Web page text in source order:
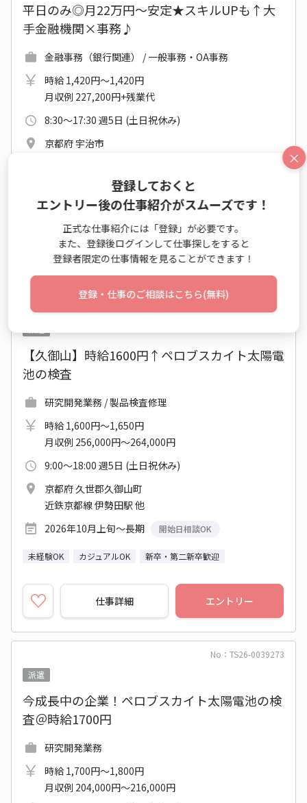
平日のみ◎月22万円～安定★スキルUPも↑大
手金融機関×事務♪
金融事務（銀行関連） / 一般事務・OA事務
時給 1,420円～1,420円
月収例 227,200円+残業代
8:30～17:30 週5日 (土日祝休み)
京都府 宇治市
2026年08月中旬～長期
開始日相談OK
未経験OK 大手・有名 休憩室あり
仕事詳細 エントリー
No：TS26-0314698
【久御山】時給1600円↑ペロブスカイト太陽電
池の検査
研究開発業務 / 製品検査修理
時給 1,600円～1,650円
月収例 256,000円～264,000円
9:00～18:00 週5日 (土日祝休み)
京都府 久世郡久御山町
近鉄京都線 伊勢田駅 他
2026年10月上旬～長期
開始日相談OK
未経験OK カジュアルOK 新卒・第二新卒歓迎
仕事詳細 エントリー
No：TS26-0039273
派遣
今成長中の企業！ペロブスカイト太陽電池の検
査＠時給1700円
研究開発業務
時給 1,700円～1,800円
月収例 204,000円～216,000円
×
登録しておくと
エントリー後の仕事紹介がスムーズです！
正式な仕事紹介には「登録」が必要です。
また、登録後ログインして仕事探しをすると
登録者限定の仕事情報を見ることができます！
登録・仕事のご相談はこちら(無料)